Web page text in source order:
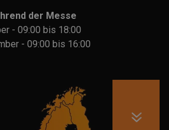
der Messe
- 09:00 bis 18:00
- 09:00 bis 16:00